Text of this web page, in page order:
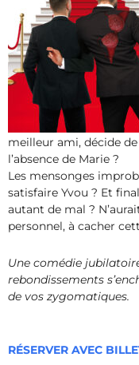
meilleur ami, décide
l’absence de Marie ?
Les mensonges
satisfaire Yvou ? Et
autant de mal ?
personnel, à cacher
Une comédie
rebondissements
de vos zygomatiques.
RÉSERVER AVEC